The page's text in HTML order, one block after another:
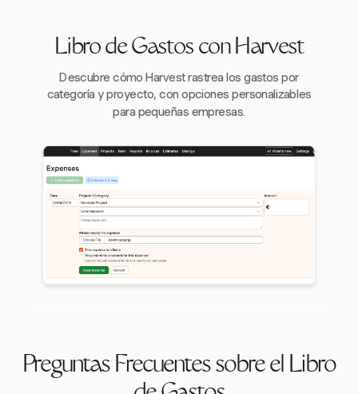
Libro de Gastos con Harvest
Descubre cómo Harvest rastrea los gastos por
categoría y proyecto, con opciones personalizables
para pequeñas empresas.
Preguntas Frecuentes sobre el Libro